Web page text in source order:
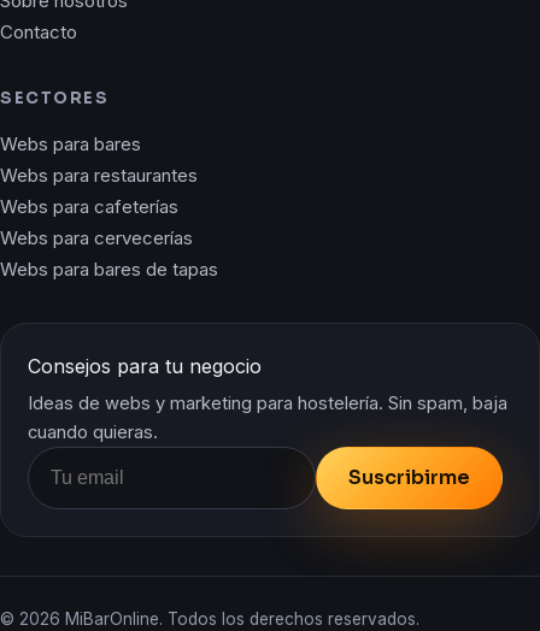
Contacto
SECTORES
Webs para bares
Webs para restaurantes
Webs para cafeterías
Webs para cervecerías
Webs para bares de tapas
Consejos para tu negocio
Ideas de webs y marketing para hostelería. Sin spam, baja
cuando quieras.
Suscribirme
© 2026 MiBarOnline. Todos los derechos reservados.